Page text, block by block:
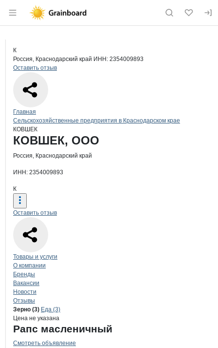
Раздел навигации по сайту
Страница компании
Страница компании
Краткая информация о компании
К
Россия, Краснодарский край ИНН: 2354009893
Оставить отзыв
Навигация по сайту
Главная
Сельскохозяйственные предприятия в Краснодарском крае
КОВШЕК
Основная информация о компании
КОВШЕК, ООО
Россия, Краснодарский край
ИНН: 2354009893
К
Оставить отзыв
Навигация по странице
Товары и услуги
О компании
Бренды
Вакансии
Новости
Отзывы
Продукция
Навигация по продуктам
Зерно (3) Еда (3)
Цена не указана
Рапс масленичный
Смотреть объявление